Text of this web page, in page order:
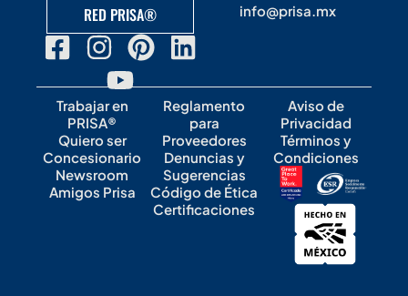
RED PRISA® info@prisa.mx
Trabajar en
PRISA®
Quiero ser
Concesionario
Newsroom
Amigos Prisa
Reglamento
para
Proveedores
Denuncias y
Sugerencias
Código de Ética
Certificaciones
Aviso de
Privacidad
Términos y
Condiciones